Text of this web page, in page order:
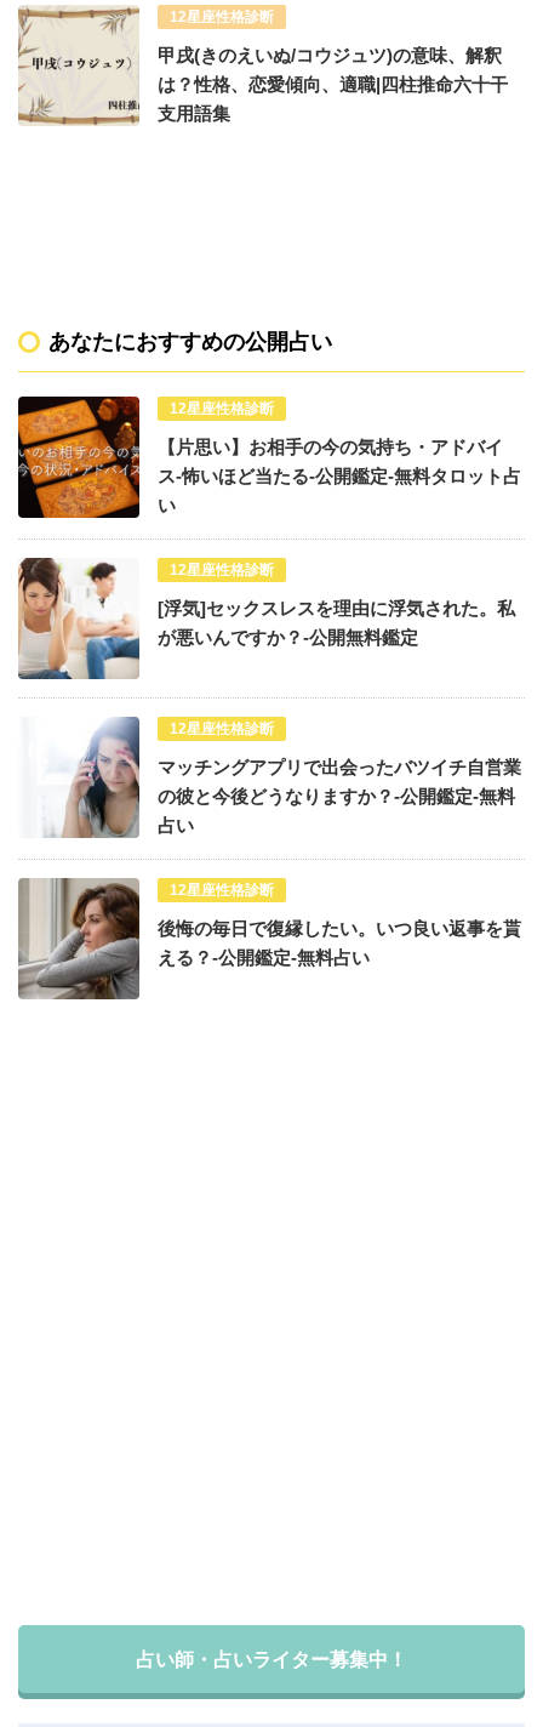
12星座性格診断
甲戌(きのえいぬ/コウジュツ)の意味、解釈
は？性格、恋愛傾向、適職|四柱推命六十干
支用語集
あなたにおすすめの公開占い
12星座性格診断
【片思い】お相手の今の気持ち・アドバイ
ス-怖いほど当たる-公開鑑定-無料タロット占
い
12星座性格診断
[浮気]セックスレスを理由に浮気された。私
が悪いんですか？-公開無料鑑定
12星座性格診断
マッチングアプリで出会ったバツイチ自営業
の彼と今後どうなりますか？-公開鑑定-無料
占い
12星座性格診断
後悔の毎日で復縁したい。いつ良い返事を貰
える？-公開鑑定-無料占い
占い師・占いライター募集中！